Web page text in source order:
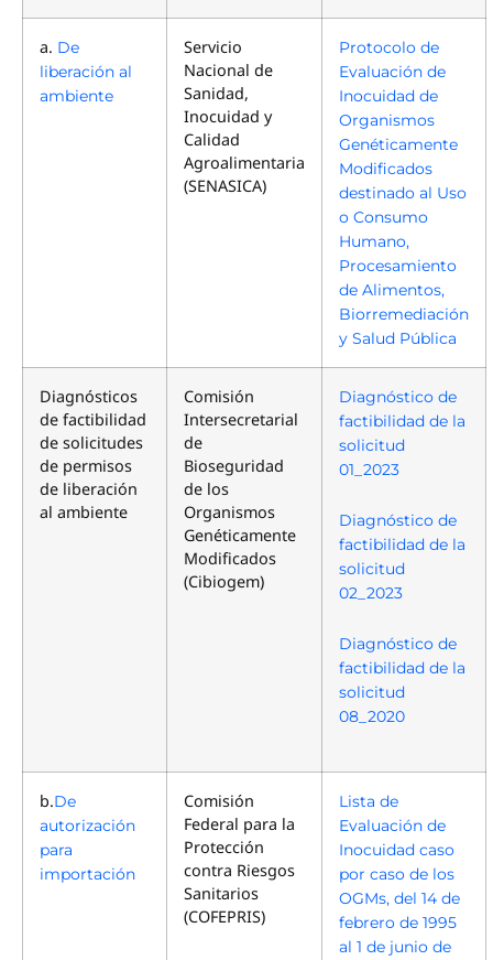
a. De
liberación al
ambiente
Servicio
Nacional de
Sanidad,
Inocuidad y
Calidad
Agroalimentaria
(SENASICA)
Protocolo de
Evaluación de
Inocuidad de
Organismos
Genéticamente
Modificados
destinado al Uso
o Consumo
Humano,
Procesamiento
de Alimentos,
Biorremediación
y Salud Pública
Diagnósticos
de factibilidad
de solicitudes
de permisos
de liberación
al ambiente
Comisión
Intersecretarial
de
Bioseguridad
de los
Organismos
Genéticamente
Modificados
(Cibiogem)
Diagnóstico de
factibilidad de la
solicitud
01_2023
Diagnóstico de
factibilidad de la
solicitud
02_2023
Diagnóstico de
factibilidad de la
solicitud
08_2020
b.De
autorización
para
importación
Comisión
Federal para la
Protección
contra Riesgos
Sanitarios
(COFEPRIS)
Lista de
Evaluación de
Inocuidad caso
por caso de los
OGMs, del 14 de
febrero de 1995
al 1 de junio de